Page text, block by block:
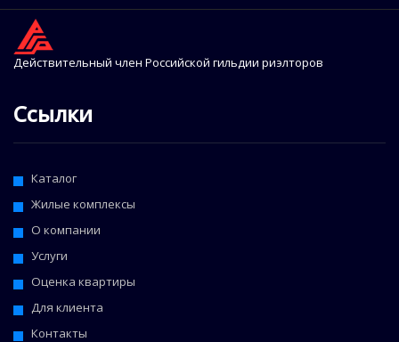
Действительный член Российской гильдии риэлторов
Ссылки
Каталог
Жилые комплексы
О компании
Услуги
Оценка квартиры
Для клиента
Контакты